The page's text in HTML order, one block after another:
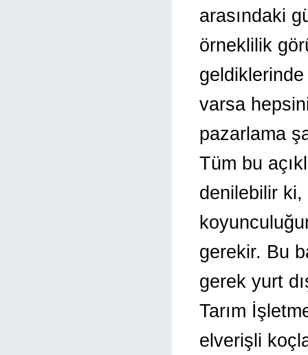
arasındaki
örneklilik
varsa
pazarlama
Tüm bu
denilebilir ki,
gerekir. Bu
gerek yurt
Tarım
elverişli